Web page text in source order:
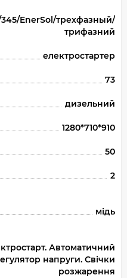
EnerSol/трехфазный/
трифазний
електростартер
73
дизельний
1280*710*910
50
2
мідь
Автоматичний
напруги. Свічки
розжарення